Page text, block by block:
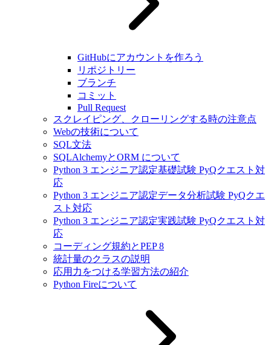
GitHubにアカウントを作ろう
リポジトリー
ブランチ
コミット
Pull Request
スクレイピング、クローリングする時の注意点
Webの技術について
SQL文法
SQLAlchemyとORM について
Python 3 エンジニア認定基礎試験 PyQクエスト対
応
Python 3 エンジニア認定データ分析試験 PyQクエ
スト対応
Python 3 エンジニア認定実践試験 PyQクエスト対
応
コーディング規約とPEP 8
統計量のクラスの説明
応用力をつける学習方法の紹介
Python Fireについて